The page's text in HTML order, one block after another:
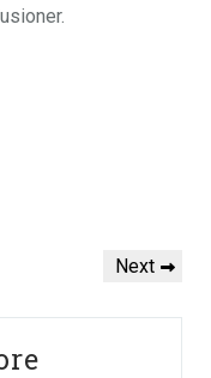
Next
Next